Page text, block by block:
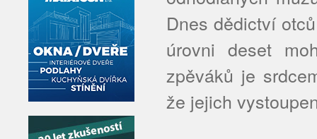
Dnes dědictví
úrovni deset
zpěváků je
že jejich